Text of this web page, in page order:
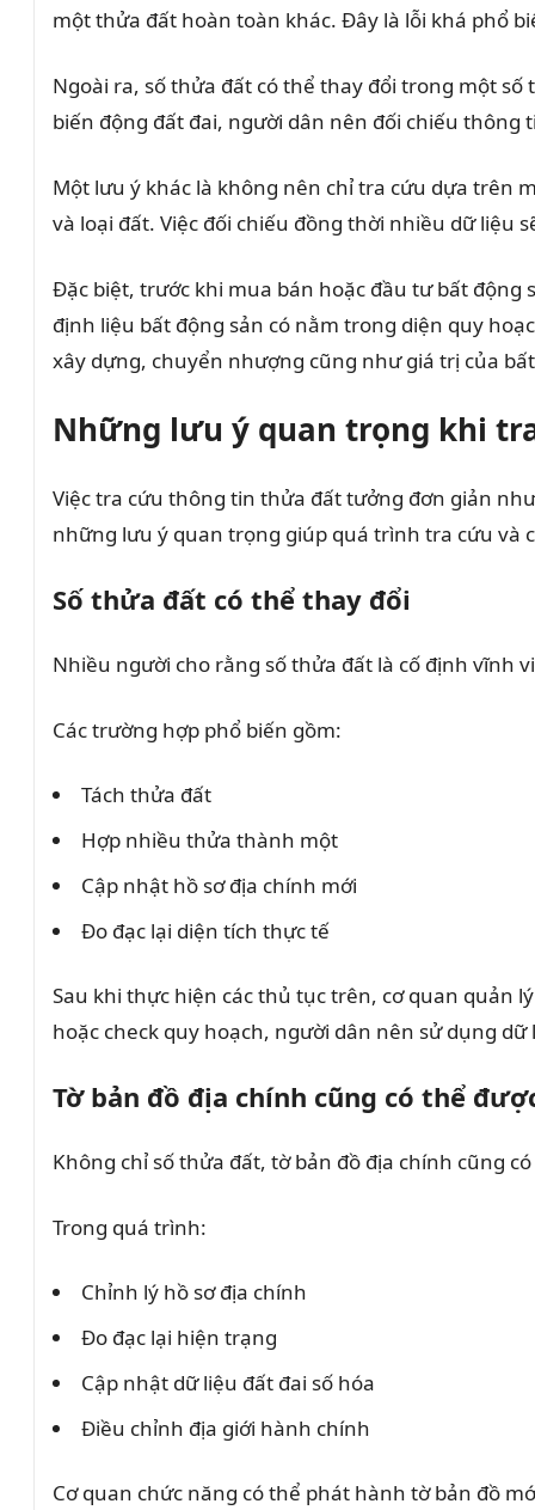
một thửa đất hoàn toàn khác. Đây là lỗi khá phổ
Ngoài ra, số thửa đất có thể thay đổi trong một
biến động đất đai, người dân nên đối chiếu
Một lưu ý khác là không nên chỉ tra cứu dựa trên
và loại đất. Việc đối chiếu đồng thời nhiều dữ liệu
Đặc biệt, trước khi mua bán hoặc đầu tư bất động
định liệu bất động sản có nằm trong diện quy
xây dựng, chuyển nhượng cũng như giá trị của
Những lưu ý quan trọng khi
Việc tra cứu thông tin thửa đất tưởng đơn giản
những lưu ý quan trọng giúp quá trình tra cứu và
Số thửa đất có thể thay đổi
Nhiều người cho rằng số thửa đất là cố định
Các trường hợp phổ biến gồm:
Tách thửa đất
Hợp nhiều thửa thành một
Cập nhật hồ sơ địa chính mới
Đo đạc lại diện tích thực tế
Sau khi thực hiện các thủ tục trên, cơ quan quản
hoặc check quy hoạch, người dân nên sử dụng
Tờ bản đồ địa chính cũng có thể
Không chỉ số thửa đất, tờ bản đồ địa chính cũng
Trong quá trình:
Chỉnh lý hồ sơ địa chính
Đo đạc lại hiện trạng
Cập nhật dữ liệu đất đai số hóa
Điều chỉnh địa giới hành chính
Cơ quan chức năng có thể phát hành tờ bản đồ